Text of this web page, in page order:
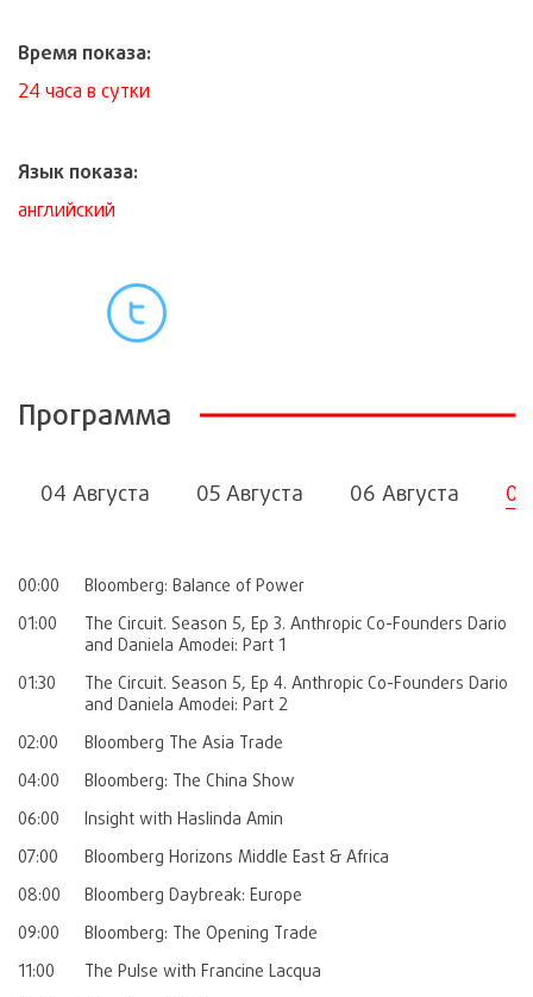
Время показа:
24 часа в сутки
Язык показа:
английский
Программа
04 Августа 05 Августа 06 Августа
00:00
Bloomberg: Balance of Power
01:00
The Circuit. Season 5, Ep 3. Anthropic Co-Founders Dario
and Daniela Amodei: Part 1
01:30
The Circuit. Season 5, Ep 4. Anthropic Co-Founders Dario
and Daniela Amodei: Part 2
02:00
Bloomberg The Asia Trade
04:00
Bloomberg: The China Show
06:00
Insight with Haslinda Amin
07:00
Bloomberg Horizons Middle East & Africa
08:00
Bloomberg Daybreak: Europe
09:00
Bloomberg: The Opening Trade
11:00
The Pulse with Francine Lacqua